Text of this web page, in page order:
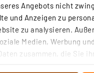
Angebots nicht
und Anzeigen zu
zu analysieren.
Medien, Werbung
zusammen, die Sie
wieder her